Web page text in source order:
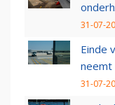
31-07-
Einde
neemt
31-07-